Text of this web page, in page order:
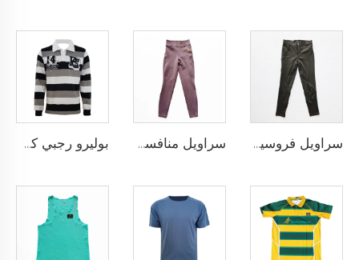
سراويل فروسية أداء عالي مع نمط سيليكون مضاد للانزلاق وخيارات لإضافة شعار الفريق المخصص سراويل منافسة الفروسية بتقنية النقاط السيليكونية والتخصيص الكامل لنادي أو شعار شخصي بوليرو رجبي كلاسيكي مخصص مصنوع من قماش يام داي ثقيل الوزن بأكمام طويلة بتصميم رجعي للرجال